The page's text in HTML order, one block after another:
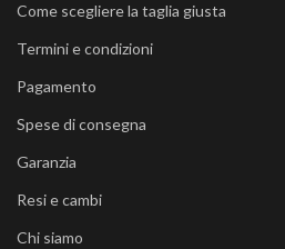
Come scegliere la taglia giusta
Termini e condizioni
Pagamento
Spese di consegna
Garanzia
Resi e cambi
Chi siamo